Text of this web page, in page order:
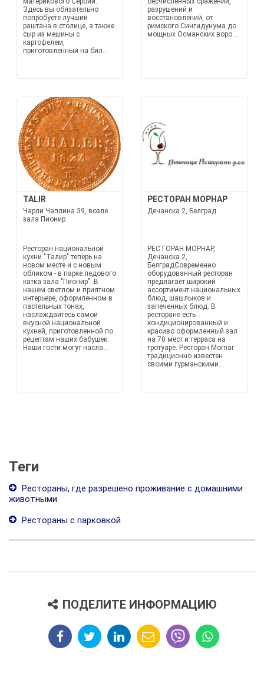
Здесь вы обязательно
попробуете лучший
раштана в столице, а также
сыр из мешины с
картофелем,
приготовленный на бил...
разрушений и
восстановлений, от
римского Сингидунума до
мощных Османских воро...
TALIR
Чарли Чаплина 39, возле
зала Пионир
Ресторан национальной
кухни "Талир" теперь на
новом месте и с новым
обликом - в парке ледового
катка зала "Пионир". В
нашем светлом и приятном
интерьере, оформленном в
пастельных тонах,
наслаждайтесь самой
вкусной национальной
кухней, приготовленной по
рецептам наших бабушек.
Наши гости могут насла...
РЕСТОРАН МОРНАР
Дечанска 2, Белград
РЕСТОРАН МОРНАР,
Дечанска 2,
БелградСовременно
оборудованный ресторан
предлагает широкий
ассортимент национальных
блюд, шашлыков и
запеченных блюд. В
ресторане есть
кондиционированный и
красиво оформленный зал
на 70 мест и терраса на
тротуаре. Ресторан Мornar
традиционно известен
своими гурманскими...
Теги
Рестораны, где разрешено проживание с домашними
животными
Рестораны с парковкой
ПОДЕЛИТЕ ИНФОРМАЦИЮ